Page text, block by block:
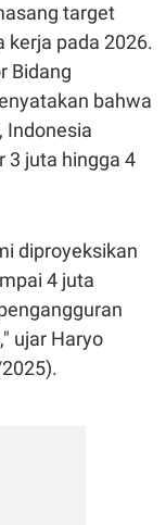
target
pada 2026.
Bidang
bahwa
Indonesia
3 juta hingga 4
diproyeksikan
4 juta
ujar Haryo